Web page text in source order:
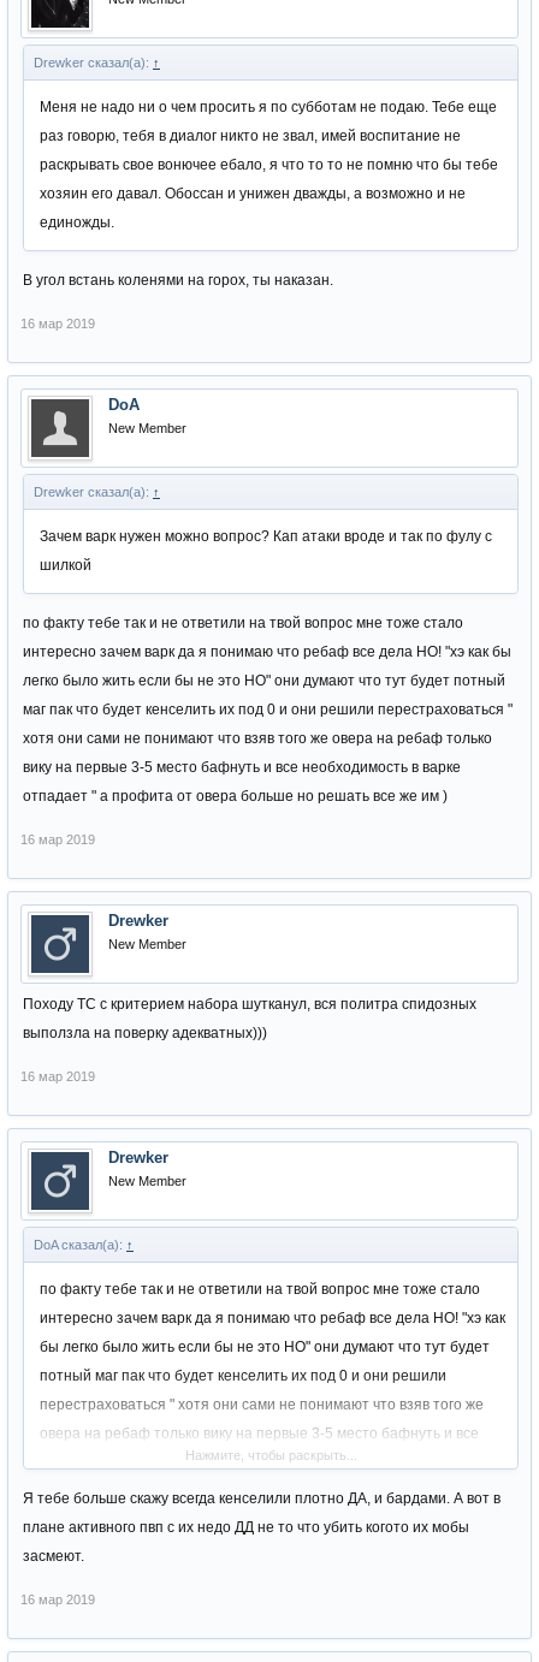
Drewker сказал(а): ↑
Меня не надо ни о чем просить я по субботам не подаю. Тебе еще
раз говорю, тебя в диалог никто не звал, имей воспитание не
раскрывать свое вонючее ебало, я что то то не помню что бы тебе
хозяин его давал. Обоссан и унижен дважды, а возможно и не
единожды.
В угол встань коленями на горох, ты наказан.
16 мар 2019
DoA
New Member
Drewker сказал(а): ↑
Зачем варк нужен можно вопрос? Кап атаки вроде и так по фулу с
шилкой
по факту тебе так и не ответили на твой вопрос мне тоже стало
интересно зачем варк да я понимаю что ребаф все дела НО! "хэ как бы
легко было жить если бы не это НО" они думают что тут будет потный
маг пак что будет кенселить их под 0 и они решили перестраховаться "
хотя они сами не понимают что взяв того же овера на ребаф только
вику на первые 3-5 место бафнуть и все необходимость в варке
отпадает " а профита от овера больше но решать все же им )
16 мар 2019
Drewker
New Member
Походу ТС с критерием набора шутканул, вся политра спидозных
выползла на поверку адекватных)))
16 мар 2019
Drewker
New Member
DoA сказал(а): ↑
по факту тебе так и не ответили на твой вопрос мне тоже стало
интересно зачем варк да я понимаю что ребаф все дела НО! "хэ как
бы легко было жить если бы не это НО" они думают что тут будет
потный маг пак что будет кенселить их под 0 и они решили
перестраховаться " хотя они сами не понимают что взяв того же
овера на ребаф только вику на первые 3-5 место бафнуть и все
необходимость в варке отпадает " а профита от овера больше но
решать все же им )
Нажмите, чтобы раскрыть...
Я тебе больше скажу всегда кенселили плотно ДА, и бардами. А вот в
плане активного пвп с их недо ДД не то что убить когото их мобы
засмеют.
16 мар 2019